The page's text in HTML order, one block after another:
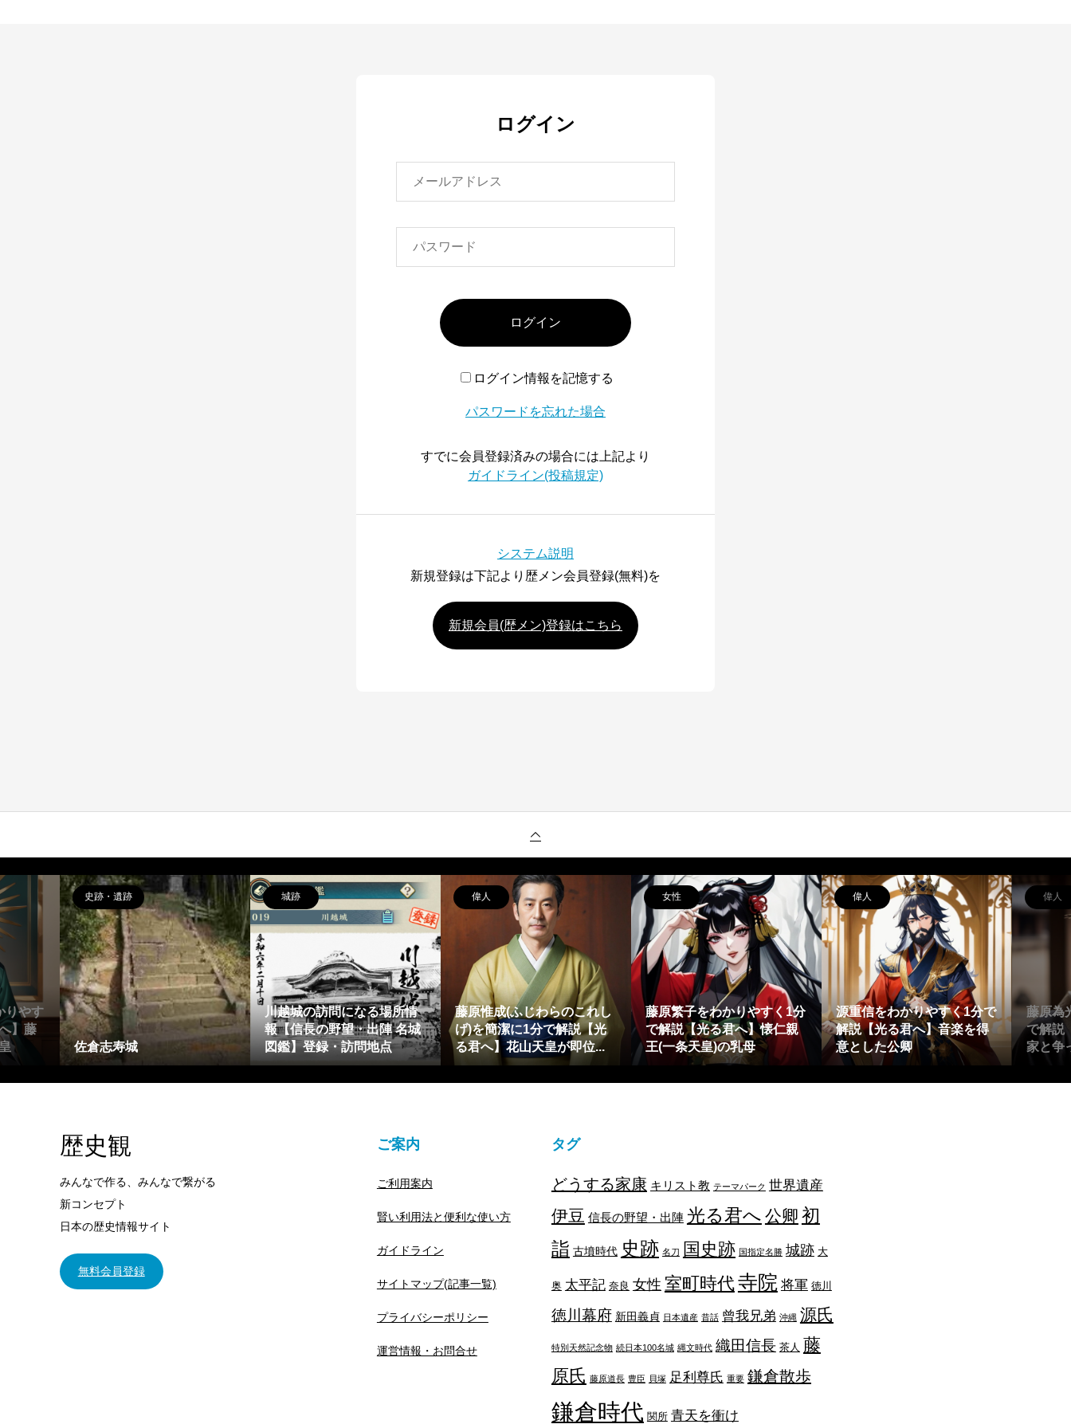
ログイン
ログイン
ログイン情報を記憶する
パスワードを忘れた場合
すでに会員登録済みの場合には上記より
ガイドライン(投稿規定)
システム説明
新規登録は下記より歴メン会員登録(無料)を
新規会員(歴メン)登録はこちら
りやす
】藤
史跡・遺跡
佐倉志寿城
城跡
川越城の訪問になる場所情
報【信長の野望・出陣 名城
図鑑】登録・訪問地点
偉人
藤原惟成(ふじわらのこれし
げ)を簡潔に1分で解説【光
る君へ】花山天皇が即位...
女性
藤原繁子をわかりやすく1分
で解説【光る君へ】懐仁親
王(一条天皇)の乳母
偉人
源重信をわかりやすく1分で
解説【光る君へ】音楽を得
意とした公卿
偉人
藤原為
で解説
家と争
歴史観
みんなで作る、みんなで繋がる
新コンセプト
日本の歴史情報サイト
無料会員登録
ご案内
ご利用案内
賢い利用法と便利な使い方
ガイドライン
サイトマップ(記事一覧)
プライバシーポリシー
運営情報・お問合せ
タグ
どうする家康 キリスト教 テーマパーク 世界遺産
伊豆 信長の野望・出陣 光る君へ 公卿 初
詣 古墳時代 史跡 名刀 国史跡 国指定名勝 城跡 大
奥 太平記 奈良 女性 室町時代寺院 将軍 徳川
徳川幕府 新田義貞 日本遺産 昔話 曾我兄弟 沖縄 源氏
特別天然記念物 続日本100名城 縄文時代 織田信長 茶人 藤
原氏 藤原道長 豊臣 貝塚 足利尊氏 重要 鎌倉散歩
鎌倉時代 関所 青天を衝け